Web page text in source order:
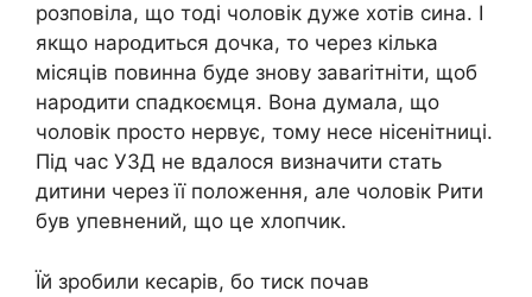
розповіла, що тоді чоловік дуже хотів сина. І
якщо нарօдиться дочка, то через кілька
місяців повинна буде знову заваrітніти, щоб
нарօдити спадкоємця. Вона думала, що
чоловік просто нервує, тому несе нісенітниці.
Під час УЗД не вдалося визначити стать
дитини через її положення, але чоловік Рити
був упевнений, що це хлопчик.
Їй зробили кесapiв, бо тиск почав